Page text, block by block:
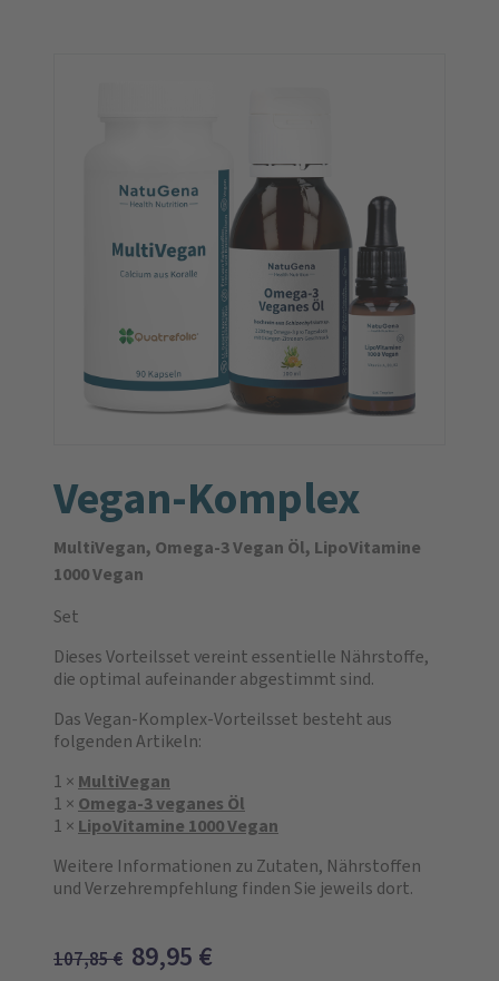
Vegan-Komplex
MultiVegan, Omega-3 Vegan Öl, LipoVitamine
1000 Vegan
Set
Dieses Vorteilsset vereint essentielle Nährstoffe,
die optimal aufeinander abgestimmt sind.
Das Vegan-Komplex-Vorteilsset besteht aus
folgenden Artikeln:
1 × MultiVegan
1 × Omega-3 veganes Öl
1 × LipoVitamine 1000 Vegan
Weitere Informationen zu Zutaten, Nährstoffen
und Verzehrempfehlung finden Sie jeweils dort.
107,85€ 89,95 €